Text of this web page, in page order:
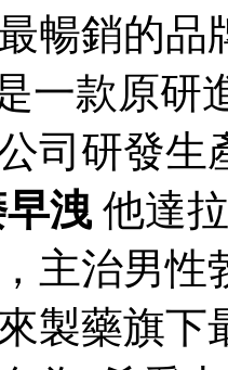
暢銷的品
一款原研
司研發生
早洩 他達
主治男性
製藥旗